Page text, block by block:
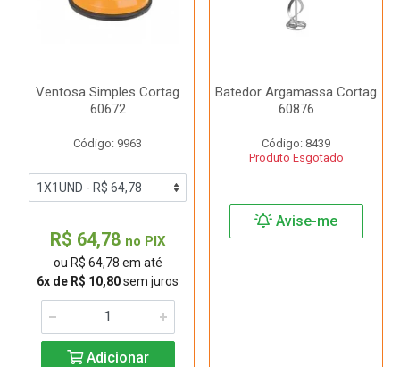
Ventosa Simples Cortag
60672
Código: 9963
R$ 64,78 no PIX
ou R$ 64,78 em até
6x de R$ 10,80sem juros
Adicionar
Batedor Argamassa Cortag
60876
Código: 8439
Produto Esgotado
Avise-me